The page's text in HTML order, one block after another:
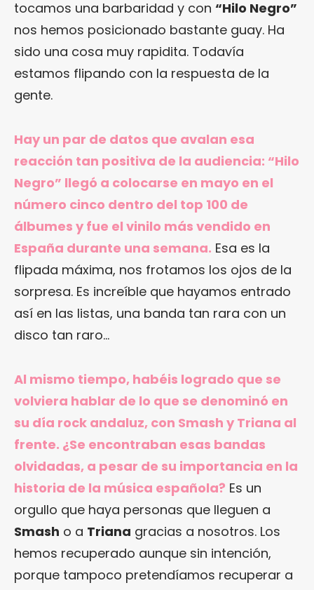
tocamos una barbaridad y con “Hilo Negro”
nos hemos posicionado bastante guay. Ha
sido una cosa muy rapidita. Todavía
estamos flipando con la respuesta de la
gente.
Hay un par de datos que avalan esa
reacción tan positiva de la audiencia: “Hilo
Negro” llegó a colocarse en mayo en el
número cinco dentro del top 100 de
álbumes y fue el vinilo más vendido en
España durante una semana. Esa es la
flipada máxima, nos frotamos los ojos de la
sorpresa. Es increíble que hayamos entrado
así en las listas, una banda tan rara con un
disco tan raro…
Al mismo tiempo, habéis logrado que se
volviera hablar de lo que se denominó en
su día rock andaluz, con Smash y Triana al
frente. ¿Se encontraban esas bandas
olvidadas, a pesar de su importancia en la
historia de la música española? Es un
orgullo que haya personas que lleguen a
Smash o a Triana gracias a nosotros. Los
hemos recuperado aunque sin intención,
porque tampoco pretendíamos recuperar a